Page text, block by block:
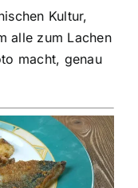
Kultur,
alle zum Lachen
macht, genau